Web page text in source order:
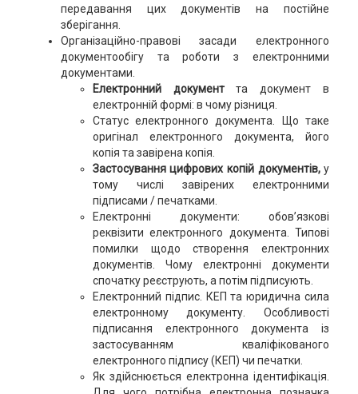
передавання цих документів на постійне
зберігання.
Організаційно-правові засади електронного
документообігу та роботи з електронними
документами.
Електронний документта документ в
електронній формі: в чому різниця.
Статус електронного документа. Що таке
оригінал електронного документа, його
копія та завірена копія.
Застосування цифрових копій документів,у
тому числі завірених електронними
підписами / печатками.
Електронні документи: обов’язкові
реквізити електронного документа. Типові
помилки щодо створення електронних
документів. Чому електронні документи
спочатку реєструють, а потім підписують.
Електронний підпис. КЕП та юридична сила
електронному документу. Особливості
підписання електронного документа із
застосуванням кваліфікованого
електронного підпису (КЕП) чи печатки.
Як здійснюється електронна ідентифікація.